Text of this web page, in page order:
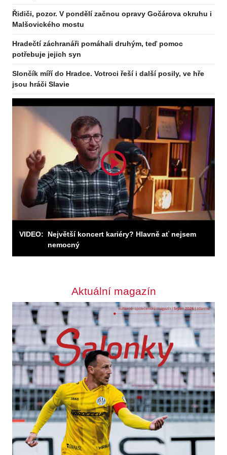
VIDEO:
Největší koncert kariéry? Hlavně ať nejsem
nemocný
Řidiči, pozor. V pondělí začnou opravy Gočárova okruhu i
Malšovického mostu
Hradečtí záchranáři pomáhali druhým, teď pomoc
potřebuje jejich syn
Slončík míří do Hradce. Votroci řeší i další posily, ve hře
jsou hráči Slavie
Aktuální magazín
Odebírejte zpravodaj